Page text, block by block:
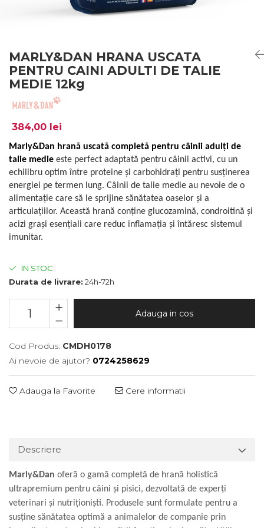
MARLY&DAN HRANA USCATA
PENTRU CAINI ADULTI DE TALIE
MEDIE 12kg
384,00 lei
Marly&Dan hrană uscată completă pentru câinii adulți de
talie medie este perfect adaptată pentru câinii activi, cu un
echilibru optim între proteine și carbohidrați pentru susținerea
energiei pe termen lung. Câinii de talie medie au nevoie de o
alimentație care să le sprijine sănătatea oaselor și a
articulațiilor. Această hrană conține glucozamină, condroitină și
acizi grași esențiali care reduc inflamația și întăresc sistemul
imunitar.
IN STOC
Durata de livrare: 24h-72h
Adauga in cos
Cod Produs: CMDH0178
Ai nevoie de ajutor? 0724258629
Adauga la Favorite Cere informatii
Descriere
Marly&Dan oferă o gamă completă de hrană holistică
ultrapremium pentru câini și pisici, dezvoltată de experți
veterinari și nutriționiști. Produsele sunt formulate pentru a
susține sănătatea optimă a animalelor de companie prin